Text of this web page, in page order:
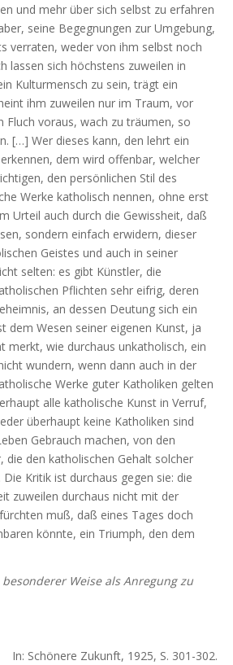
und mehr über sich selbst zu erfahren
seine Begegnungen zur Umgebung,
verraten, weder von ihm selbst noch
lassen sich höchstens zuweilen in
Kulturmensch zu sein, trägt ein
ihm zuweilen nur im Traum, vor
Fluch voraus, wach zu träumen, so
[…] Wer dieses kann, den lehrt ein
dem wird offenbar, welcher
den persönlichen Stil des
Werke katholisch nennen, ohne erst
Urteil auch durch die Gewissheit, daß
sondern einfach erwidern, dieser
Geistes und auch in seiner
selten: es gibt Künstler, die
Pflichten sehr eifrig, deren
an dessen Deutung sich ein
dem Wesen seiner eigenen Kunst, ja
merkt, wie durchaus unkatholisch, ein
wundern, wenn dann auch in der
Werke guter Katholiken gelten
alle katholische Kunst in Verruf,
überhaupt keine Katholiken sind
Gebrauch machen, von den
die den katholischen Gehalt solcher
Kritik ist durchaus gegen sie: die
zuweilen durchaus nicht mit der
muß, daß eines Tages doch
könnte, ein Triumph, den dem
Weise als Anregung zu
In: Schönere Zukunft, 1925, S. 301-302.